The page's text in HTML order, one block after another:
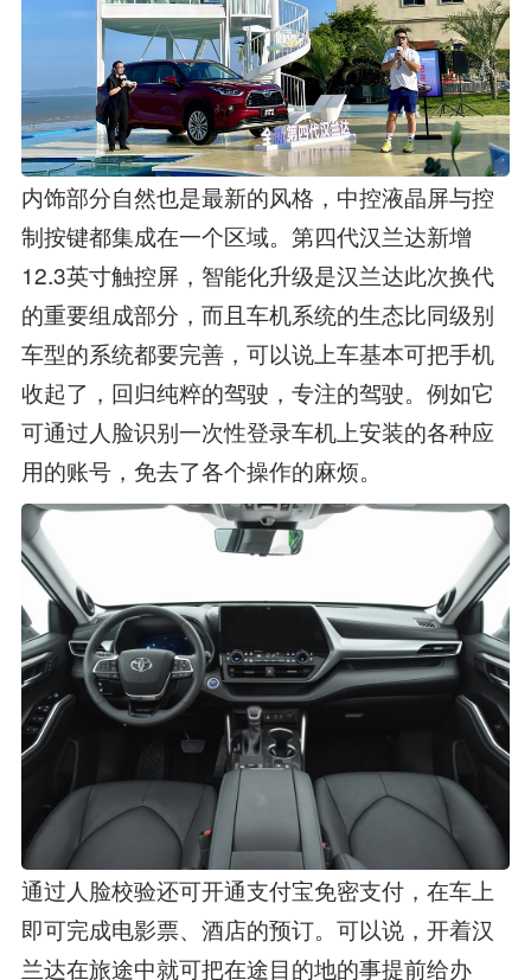
内饰部分自然也是最新的风格，中控液晶屏与控
制按键都集成在一个区域。第四代汉兰达新增
12.3英寸触控屏，智能化升级是汉兰达此次换代
的重要组成部分，而且车机系统的生态比同级别
车型的系统都要完善，可以说上车基本可把手机
收起了，回归纯粹的驾驶，专注的驾驶。例如它
可通过人脸识别一次性登录车机上安装的各种应
用的账号，免去了各个操作的麻烦。
通过人脸校验还可开通支付宝免密支付，在车上
即可完成电影票、酒店的预订。可以说，开着汉
兰达在旅途中就可把在途目的地的事提前给办